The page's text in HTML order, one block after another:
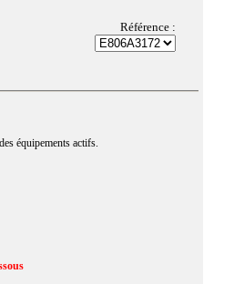
Référence :
équipements actifs.